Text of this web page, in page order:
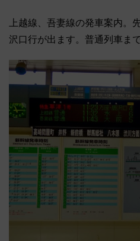
上越線、吾妻線の発車案内。
沢口行が出ます。普通列車ま